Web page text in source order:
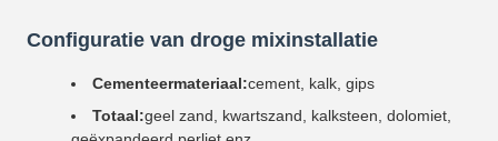
Configuratie van droge mixinstallatie
Cementeermateriaal:cement, kalk, gips
Totaal:geel zand, kwartszand, kalksteen, dolomiet,